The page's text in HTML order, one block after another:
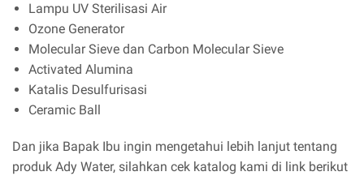
Lampu UV Sterilisasi Air
Ozone Generator
Molecular Sieve dan Carbon Molecular Sieve
Activated Alumina
Katalis Desulfurisasi
Ceramic Ball
Dan jika Bapak Ibu ingin mengetahui lebih lanjut tentang
produk Ady Water, silahkan cek katalog kami di link berikut